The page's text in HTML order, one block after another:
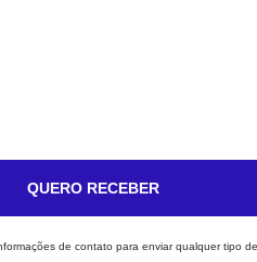
QUERO RECEBER
de contato para enviar qualquer tipo de